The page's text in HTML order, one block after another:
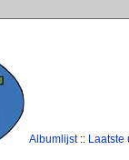
Albumlijst:: Laatste